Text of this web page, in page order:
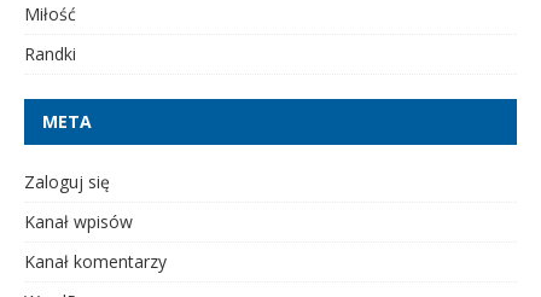
Miłość
Randki
META
Zaloguj się
Kanał wpisów
Kanał komentarzy